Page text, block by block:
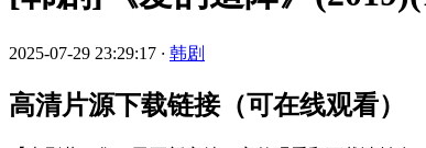
2025-07-29 23:29:17 · 韩剧
高清片源下载链接（可在线观看）